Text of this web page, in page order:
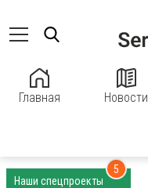
Главная Новости
Наши спецпроекты
5